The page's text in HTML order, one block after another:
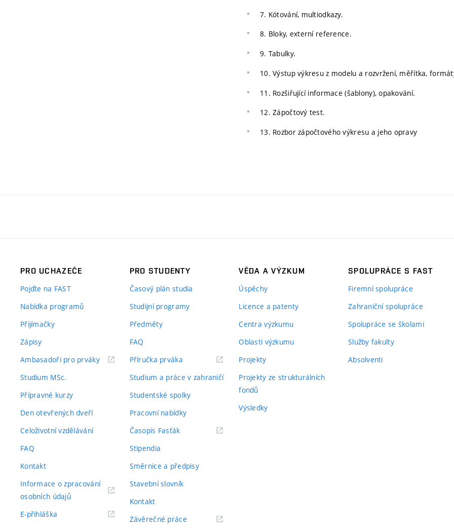
7. Kótování, multiodkazy.
8. Bloky, externí reference.
9. Tabulky.
10. Výstup výkresu z modelu a rozvržení, měřítka,
11. Rozšiřující informace (šablony), opakování.
12. Zápočtový test.
13. Rozbor zápočtového výkresu a jeho opravy
PRO UCHAZEČE
Pojďte na FAST
Nabídka programů
Přijímačky
Zápisy
Ambasadoři pro prváky(externí
Studium MSc.
Přípravné kurzy
Den otevřených dveří
Celoživotní vzdělávání
FAQ
Kontakt
Informace o zpracování
osobních údajů(externí
E-přihláška
PRO STUDENTY
Časový plán studia
Studijní programy
Předměty
FAQ
Příručka prváka(externí
Studium a práce v zahraničí
Studentské spolky
Pracovní nabídky
Časopis Fasťák(externí
Stipendia
Směrnice a předpisy
Stavební slovník
Kontakt
Závěrečné práce(externí
VĚDA A VÝZKUM
Úspěchy
Licence a patenty
Centra výzkumu
Oblasti výzkumu
Projekty
Projekty ze strukturálních
fondů
Výsledky
SPOLUPRÁCE S FAST
Firemní spolupráce
Zahraniční spolupráce
Spolupráce se školami
Služby fakulty
Absolventi